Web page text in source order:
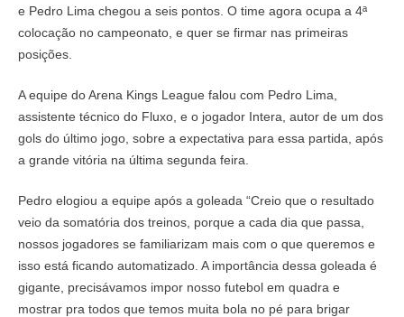
e Pedro Lima chegou a seis pontos. O time agora ocupa a 4ª
colocação no campeonato, e quer se firmar nas primeiras
posições.
A equipe do Arena Kings League falou com Pedro Lima,
assistente técnico do Fluxo, e o jogador Intera, autor de um dos
gols do último jogo, sobre a expectativa para essa partida, após
a grande vitória na última segunda feira.
Pedro elogiou a equipe após a goleada “Creio que o resultado
veio da somatória dos treinos, porque a cada dia que passa,
nossos jogadores se familiarizam mais com o que queremos e
isso está ficando automatizado. A importância dessa goleada é
gigante, precisávamos impor nosso futebol em quadra e
mostrar pra todos que temos muita bola no pé para brigar